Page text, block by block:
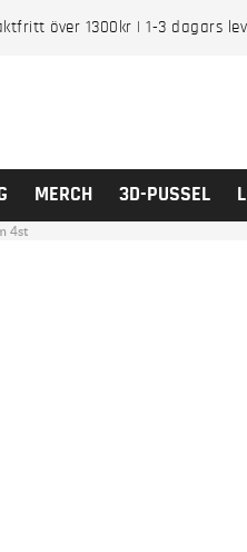
över 1300kr | 1-3 dagars
MERCH 3D-PUSSEL
4st